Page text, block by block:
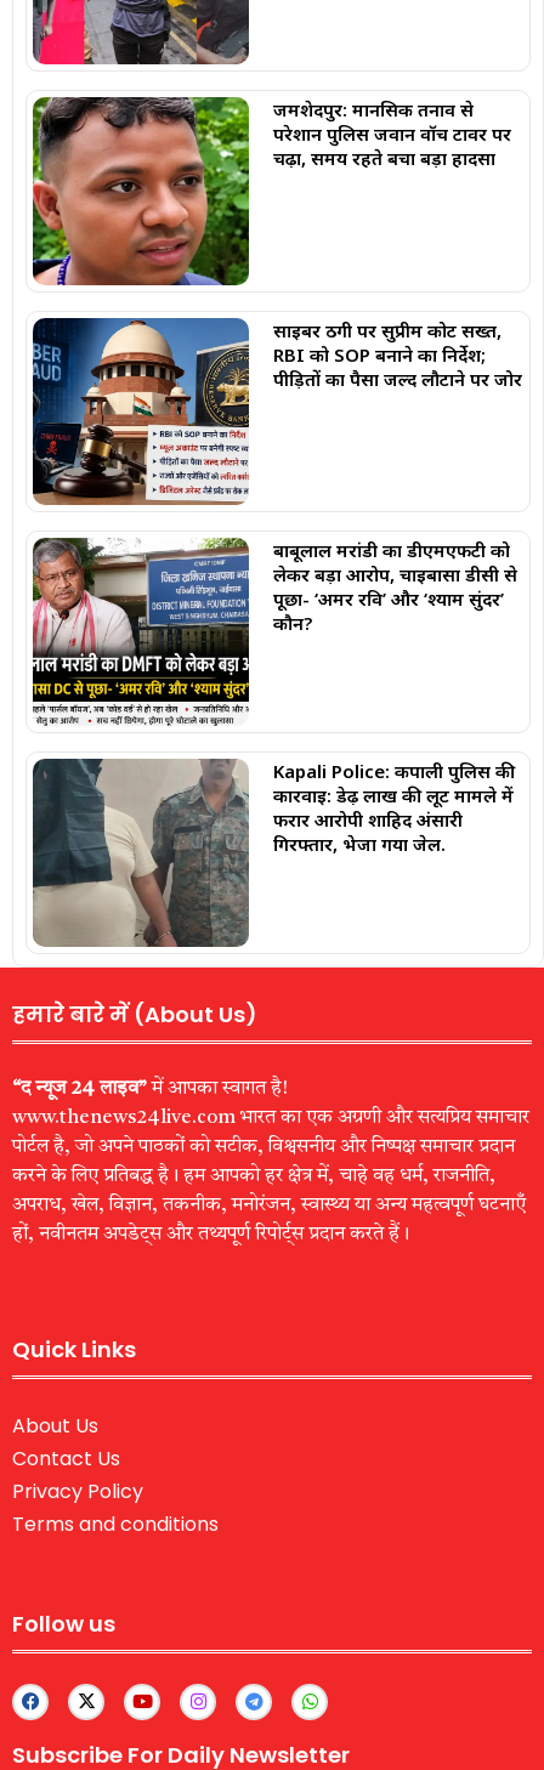
जमशेदपुर: मानसिक तनाव से
परेशान पुलिस जवान वॉच टावर पर
चढ़ा, समय रहते बचा बड़ा हादसा
साइबर ठगी पर सुप्रीम कोर्ट सख्त,
RBI को SOP बनाने का निर्देश;
पीड़ितों का पैसा जल्द लौटाने पर जोर
बाबूलाल मरांडी का डीएमएफटी को
लेकर बड़ा आरोप, चाईबासा डीसी से
पूछा- ‘अमर रवि’ और ‘श्याम सुंदर’
कौन?
Kapali Police: कपाली पुलिस की
कार्रवाई: डेढ़ लाख की लूट मामले में
फरार आरोपी शाहिद अंसारी
गिरफ्तार, भेजा गया जेल.
हमारे बारे में (About Us)
“द न्यूज 24 लाइव”में आपका स्वागत है!
www.thenews24live.com भारत का एक अग्रणी और सत्यप्रिय समाचार
पोर्टल है, जो अपने पाठकों को सटीक, विश्वसनीय और निष्पक्ष समाचार प्रदान
करने के लिए प्रतिबद्ध है। हम आपको हर क्षेत्र में, चाहे वह धर्म, राजनीति,
अपराध, खेल, विज्ञान, तकनीक, मनोरंजन, स्वास्थ्य या अन्य महत्वपूर्ण घटनाएँ
हों, नवीनतम अपडेट्स और तथ्यपूर्ण रिपोर्ट्स प्रदान करते हैं।
Quick Links
About Us
Contact Us
Privacy Policy
Terms and conditions
Follow us
Subscribe For Daily Newsletter